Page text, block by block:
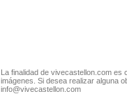
La finalidad de vivecastellon.com
imágenes. Si desea realizar alguna
info@vivecastellon.com